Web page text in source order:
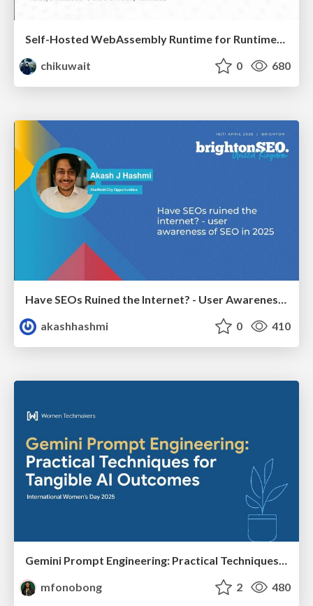
Self-Hosted WebAssembly Runtime for Runtime-Neutral Checkpoint/Restore in Edge–Cloud Continuum
chikuwait
0 680
Have SEOs Ruined the Internet? - User Awareness of SEO in 2025
akashhashmi
0 410
Gemini Prompt Engineering: Practical Techniques for Tangible AI Outcomes
mfonobong
2 480